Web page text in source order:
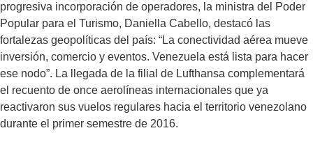
progresiva incorporación de operadores, la ministra del Poder
Popular para el Turismo, Daniella Cabello, destacó las
fortalezas geopolíticas del país: “La conectividad aérea mueve
inversión, comercio y eventos. Venezuela está lista para hacer
ese nodo”. La llegada de la filial de Lufthansa complementará
el recuento de once aerolíneas internacionales que ya
reactivaron sus vuelos regulares hacia el territorio venezolano
durante el primer semestre de 2016.